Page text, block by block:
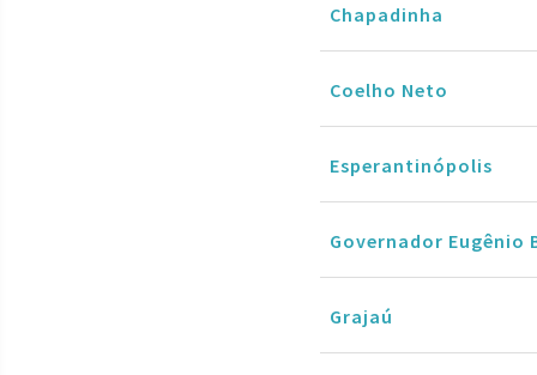
Chapadinha
Coelho Neto
Esperantinópolis
Governador Eugênio
Grajaú